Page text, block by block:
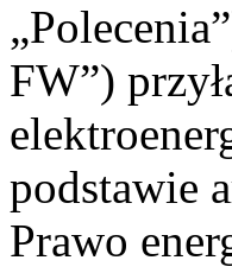
FW”)
podstawie
Prawo